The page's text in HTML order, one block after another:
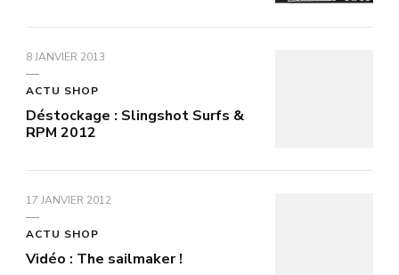
8 JANVIER 2013
ACTU SHOP
Déstockage : Slingshot Surfs &
RPM 2012
17 JANVIER 2012
ACTU SHOP
Vidéo : The sailmaker !